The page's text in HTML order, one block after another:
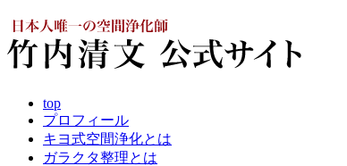
top
プロフィール
キヨ式空間浄化とは
ガラクタ整理とは